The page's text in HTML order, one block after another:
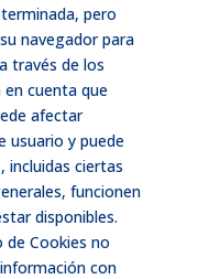
pero
navegador para
través de los
cuenta que
afectar
usuario y puede
incluidas ciertas
funcionen
disponibles.
de Cookies no
con